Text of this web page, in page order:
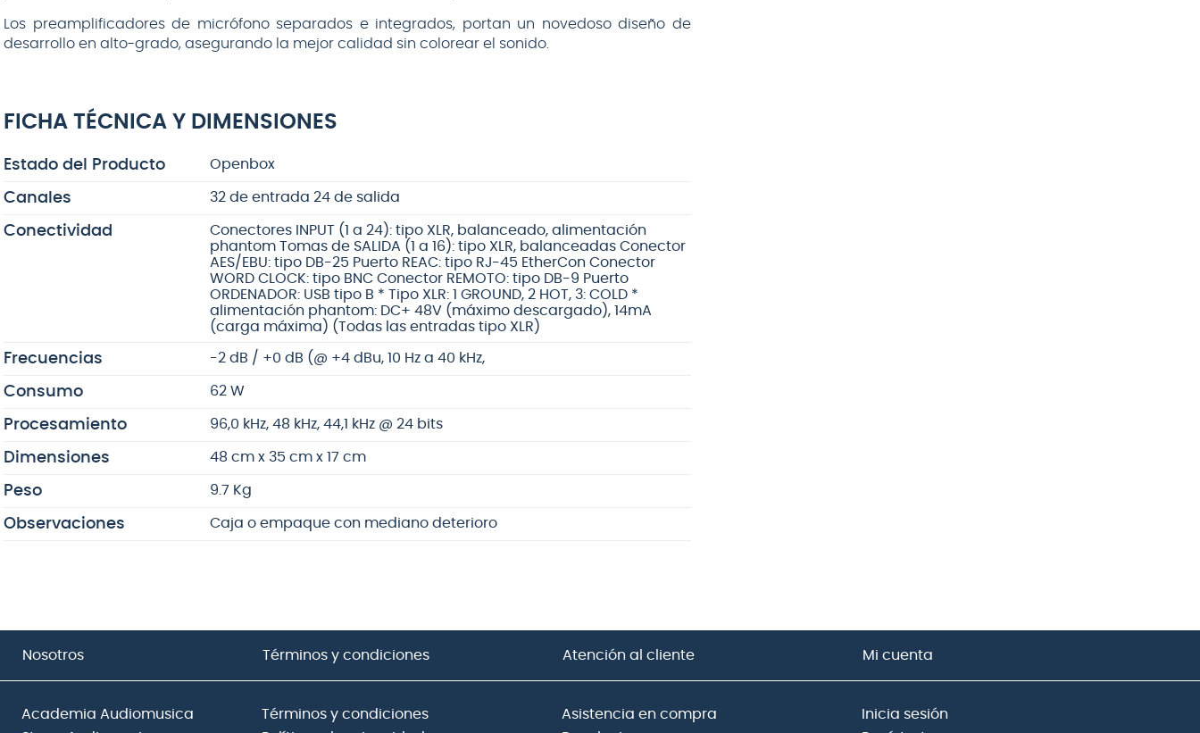
Los preamplificadores de micrófono separados e integrados, portan un novedoso diseño de
desarrollo en alto-grado, asegurando la mejor calidad sin colorear el sonido.
FICHA TÉCNICA Y DIMENSIONES
Estado del Producto Openbox
Canales 32 de entrada 24 de salida
Conectividad
Conectores INPUT (1 a 24): tipo XLR, balanceado, alimentación
phantom Tomas de SALIDA (1 a 16): tipo XLR, balanceadas Conector
AES/EBU: tipo DB-25 Puerto REAC: tipo RJ-45 EtherCon Conector
WORD CLOCK: tipo BNC Conector REMOTO: tipo DB-9 Puerto
ORDENADOR: USB tipo B * Tipo XLR: 1 GROUND, 2 HOT, 3: COLD *
alimentación phantom: DC+ 48V (máximo descargado), 14mA
(carga máxima) (Todas las entradas tipo XLR)
Frecuencias -2 dB / +0 dB (@ +4 dBu, 10 Hz a 40 kHz,
Consumo 62 W
Procesamiento 96,0 kHz, 48 kHz, 44,1 kHz @ 24 bits
Dimensiones 48 cm x 35 cm x 17 cm
Peso 9.7 Kg
Observaciones Caja o empaque con mediano deterioro
Nosotros Términos y condiciones Atención al cliente Mi cuenta
Academia Audiomusica
Términos y condiciones
Asistencia en compra
Inicia sesión